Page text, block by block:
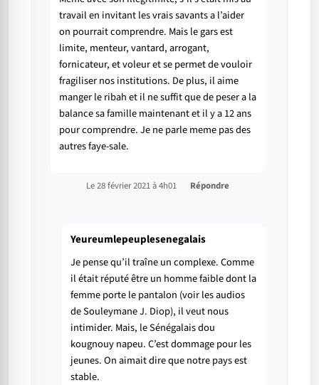
travail en invitant les vrais savants a l’aider
on pourrait comprendre. Mais le gars est
limite, menteur, vantard, arrogant,
fornicateur, et voleur et se permet de vouloir
fragiliser nos institutions. De plus, il aime
manger le ribah et il ne suffit que de peser a la
balance sa famille maintenant et il y a 12 ans
pour comprendre. Je ne parle meme pas des
autres faye-sale.
Le 28 février 2021 à 4h01 Répondre
Yeureumlepeuplesenegalais
Je pense qu’il traîne un complexe. Comme
il était réputé être un homme faible dont la
femme porte le pantalon (voir les audios
de Souleymane J. Diop), il veut nous
intimider. Mais, le Sénégalais dou
kougnouy napeu. C’est dommage pour les
jeunes. On aimait dire que notre pays est
stable.